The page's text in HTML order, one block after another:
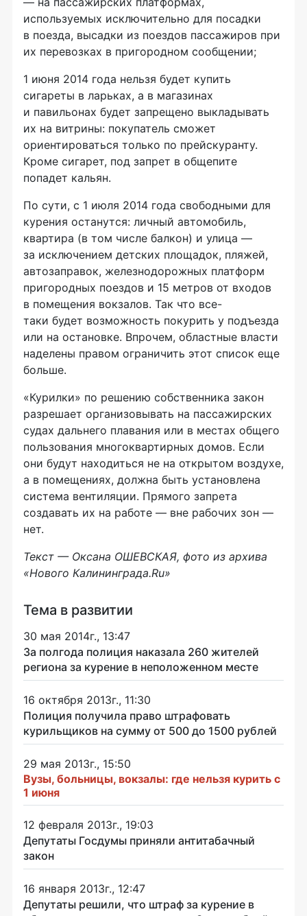
используемых исключительно для посадки
в поезда, высадки из поездов пассажиров при
их перевозках в пригородном сообщении;
1 июня 2014 года нельзя будет купить
сигареты в ларьках, а в магазинах
и павильонах будет запрещено выкладывать
их на витрины: покупатель сможет
ориентироваться только по прейскуранту.
Кроме сигарет, под запрет в общепите
попадет кальян.
По сути, с 1 июля 2014 года свободными для
курения останутся: личный автомобиль,
квартира (в том числе балкон) и улица —
за исключением детских площадок, пляжей,
автозаправок, железнодорожных платформ
пригородных поездов и 15 метров от входов
в помещения вокзалов. Так что все-
таки будет возможность покурить у подъезда
или на остановке. Впрочем, областные власти
наделены правом ограничить этот список еще
больше.
«Курилки» по решению собственника закон
разрешает организовывать на пассажирских
судах дальнего плавания или в местах общего
пользования многоквартирных домов. Если
они будут находиться не на открытом воздухе,
а в помещениях, должна быть установлена
система вентиляции. Прямого запрета
создавать их на работе — вне рабочих зон —
нет.
Текст — Оксана ОШЕВСКАЯ, фото из архива
«Нового Калининграда.Ru»
Тема в развитии
30 мая 2014г., 13:47
За полгода полиция наказала 260 жителей
региона за курение в неположенном месте
16 октября 2013г., 11:30
Полиция получила право штрафовать
курильщиков на сумму от 500 до 1500 рублей
29 мая 2013г., 15:50
Вузы, больницы, вокзалы: где нельзя курить с
1 июня
12 февраля 2013г., 19:03
Депутаты Госдумы приняли антитабачный
закон
16 января 2013г., 12:47
Депутаты решили, что штраф за курение в